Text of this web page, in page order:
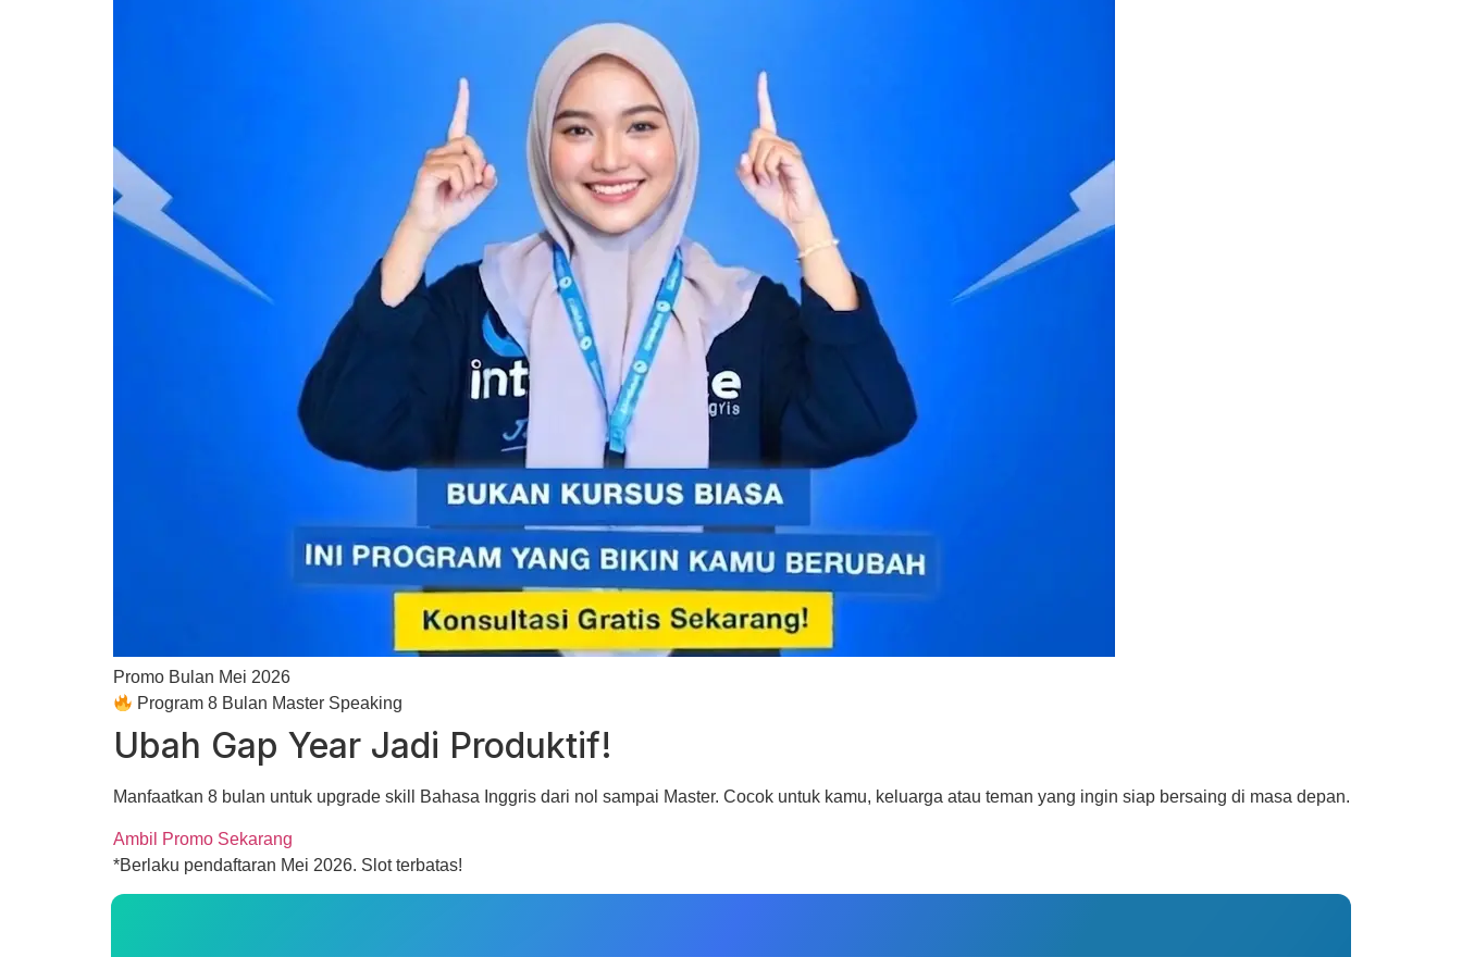
Promo Bulan Mei 2026
Program 8 Bulan Master Speaking
Ubah Gap YearJadi Produktif!
Manfaatkan 8 bulan untuk upgrade skill Bahasa Inggris dari nol sampai Master. Cocok untuk kamu, keluarga atau teman yang ingin siap bersaing di masa depan.
Ambil Promo Sekarang
*Berlaku pendaftaran Mei 2026. Slot terbatas!